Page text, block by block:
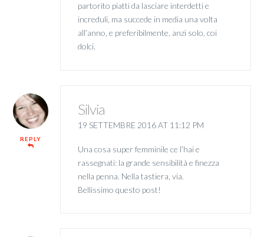
partorito piatti da lasciare interdetti e
increduli, ma succede in media una volta
all’anno, e preferibilmente, anzi solo, coi
dolci.
REPLY
Silvia
19 SETTEMBRE 2016 AT 11:12 PM
Una cosa super femminile ce l’hai e
rassegnati: la grande sensibilità e finezza
nella penna. Nella tastiera, via.
Bellissimo questo post!